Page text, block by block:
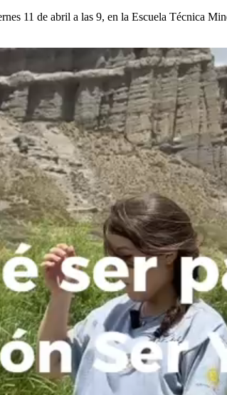
11 de abril a las 9, en la Escuela Técnica